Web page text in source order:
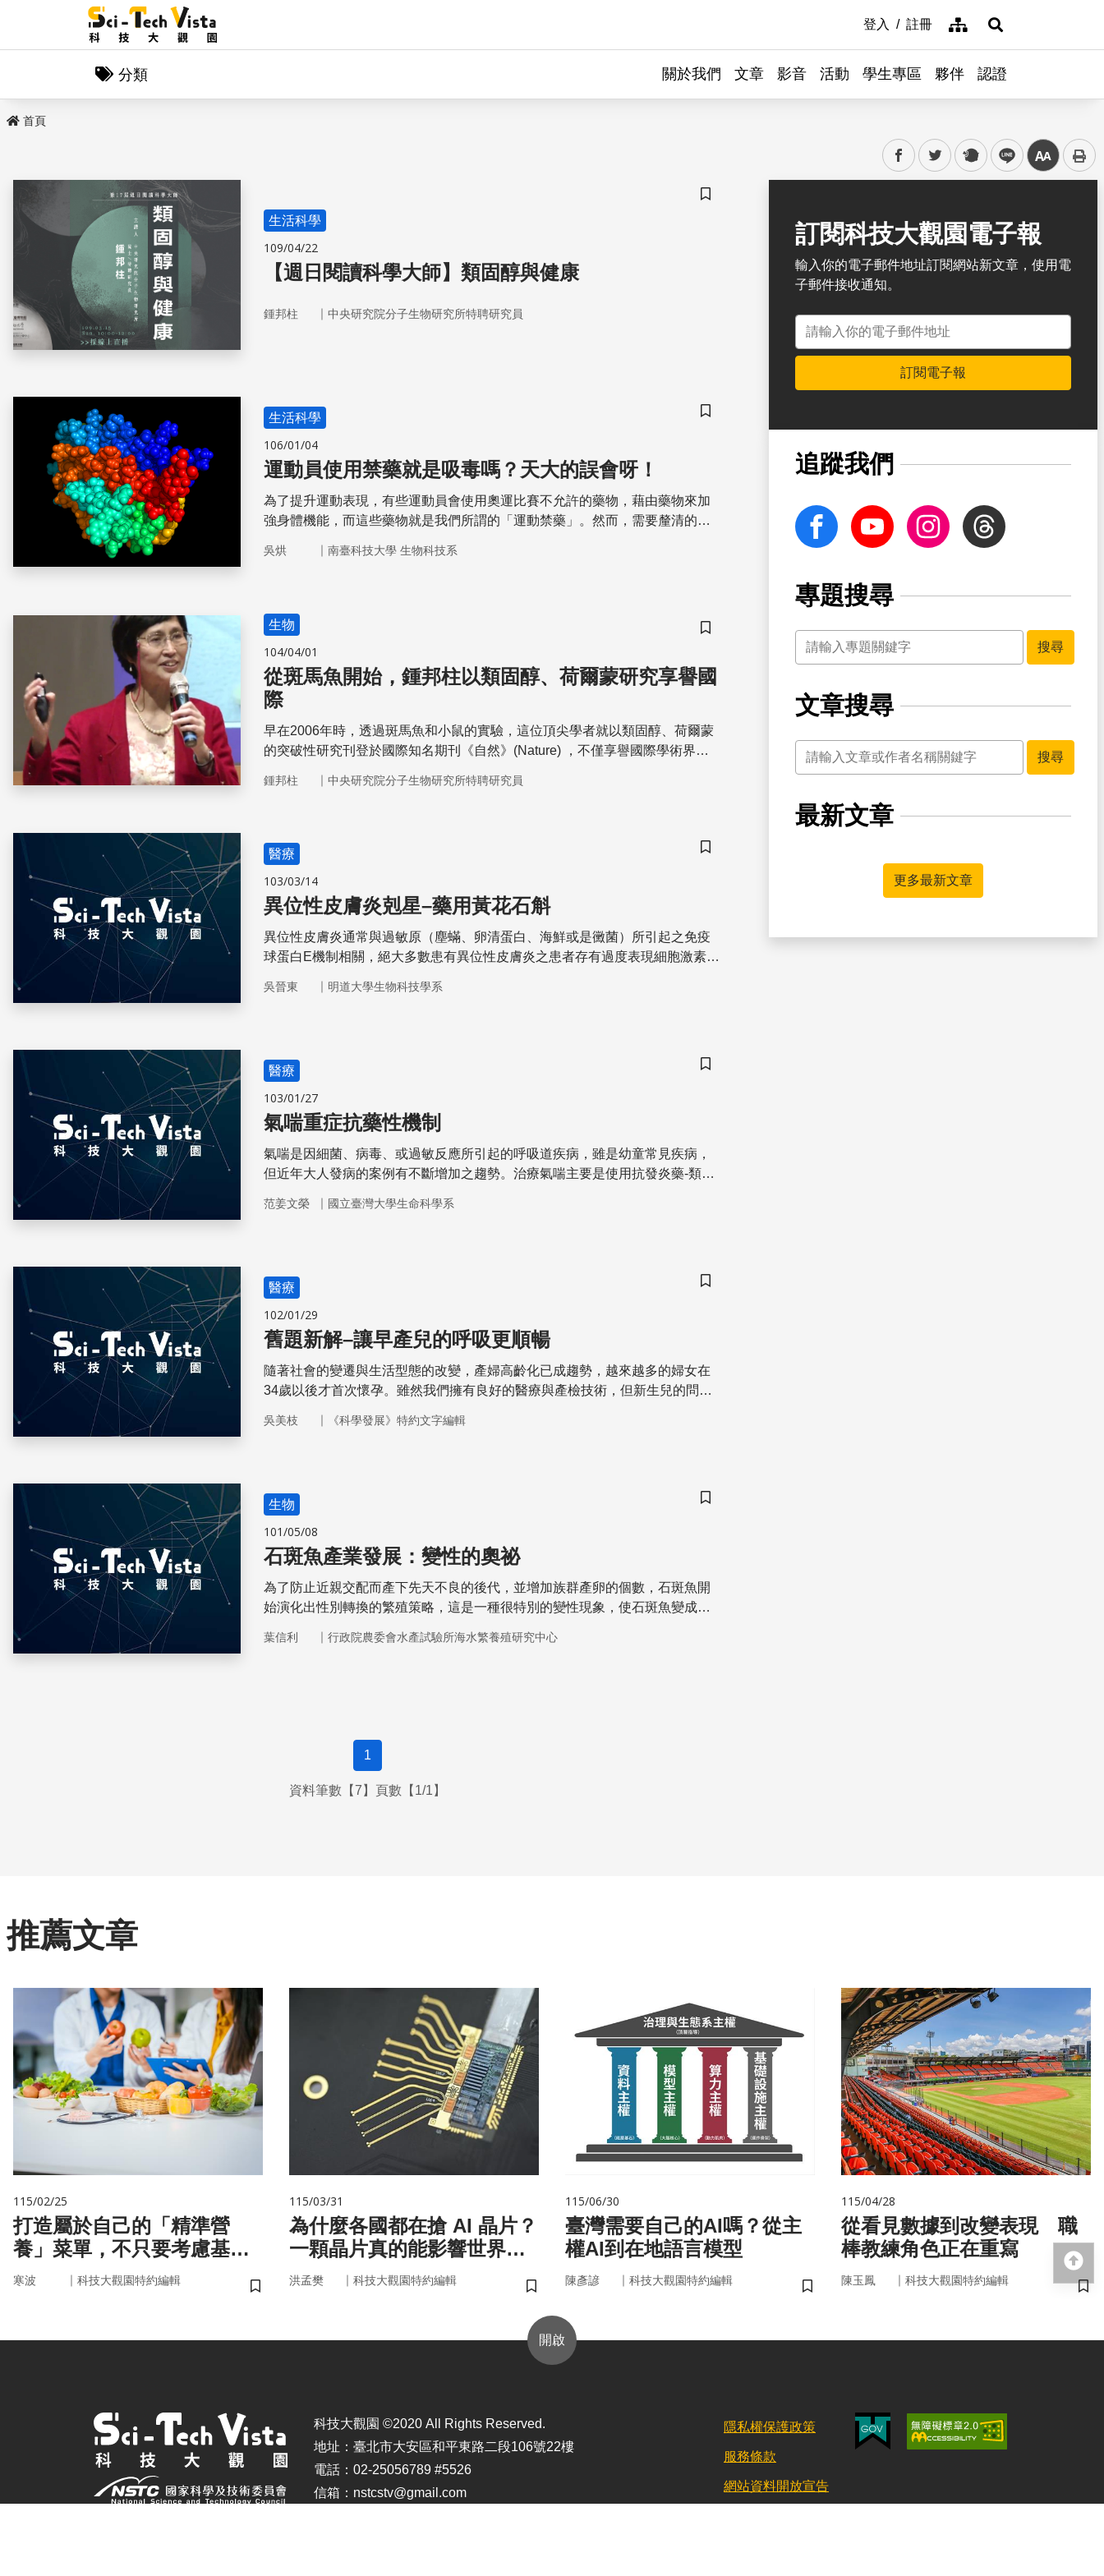
登入 註冊 網站導覽展開搜尋
分類 關於我們 文章 影音 活動 學生專區 夥伴 認證
首頁
facebooktwitter plurk line 中
儲存書籤
生活科學
109/04/22
【週日閱讀科學大師】類固醇與健康
鍾邦柱 ｜ 中央研究院分子生物研究所特聘研究員
儲存書籤
生活科學
106/01/04
運動員使用禁藥就是吸毒嗎？天大的誤會呀！
為了提升運動表現，有些運動員會使用奧運比賽不允許的藥物，藉由藥物來加
強身體機能，而這些藥物就是我們所謂的「運動禁藥」。然而，需要釐清的的
物，而運動禁藥卻是醫生時常使用的處方藥。
吳烘 ｜ 南臺科技大學 生物科技系
儲存書籤
生物
104/04/01
從斑馬魚開始，鍾邦柱以類固醇、荷爾蒙研究享譽國
際
早在2006年時，透過斑馬魚和小鼠的實驗，這位頂尖學者就以類固醇、荷爾蒙
的突破性研究刊登於國際知名期刊《自然》(Nature) ，不僅享譽國際學術界，
首任女性生物處處長、世界科學院2020新任院士——鍾邦柱。
鍾邦柱 ｜ 中央研究院分子生物研究所特聘研究員
儲存書籤
醫療
103/03/14
異位性皮膚炎剋星–藥用黃花石斛
異位性皮膚炎通常與過敏原（塵蟎、卵清蛋白、海鮮或是黴菌）所引起之免疫
球蛋白E機制相關，絕大多數患有異位性皮膚炎之患者存有過度表現細胞激素
吳晉東 ｜ 明道大學生物科技學系
儲存書籤
醫療
103/01/27
氣喘重症抗藥性機制
氣喘是因細菌、病毒、或過敏反應所引起的呼吸道疾病，雖是幼童常見疾病，
但近年大人發病的案例有不斷增加之趨勢。治療氣喘主要是使用抗發炎藥-類固
狀。但其中5~10%氣喘重症患者，即使使用高劑量類固醇，其反應還是很差，
范姜文榮 ｜ 國立臺灣大學生命科學系
儲存書籤
醫療
102/01/29
舊題新解–讓早產兒的呼吸更順暢
隨著社會的變遷與生活型態的改變，產婦高齡化已成趨勢，越來越多的婦女在
34歲以後才首次懷孕。雖然我們擁有良好的醫療與產檢技術，但新生兒的問題
吳美枝 ｜ 《科學發展》特約文字編輯
儲存書籤
生物
101/05/08
石斑魚產業發展：變性的奧祕
為了防止近親交配而產下先天不良的後代，並增加族群產卵的個數，石斑魚開
始演化出性別轉換的繁殖策略，這是一種很特別的變性現象，使石斑魚變成一
葉信利 ｜ 行政院農委會水產試驗所海水繁養殖研究中心
1
資料筆數【7】頁數【1/1】
訂閱科技大觀園電子報
輸入你的電子郵件地址訂閱網站新文章，使用電
子郵件接收通知。
電子郵件地址
訂閱電子報
追蹤我們
facebook Youtube InstagramThreads
專題搜尋
關鍵字
搜尋
文章搜尋
關鍵字
搜尋
最新文章
更多最新文章
推薦文章
115/02/25
打造屬於自己的「精準營
養」菜單，不只要考慮基
因，關鍵更在腸道微生物
寒波 ｜ 科技大觀園特約編輯
儲存書籤
115/03/31
為什麼各國都在搶 AI 晶片？
一顆晶片真的能影響世界
嗎？
洪孟樊 ｜ 科技大觀園特約編輯
儲存書籤
115/06/30
臺灣需要自己的AI嗎？從主
權AI到在地語言模型
陳彥諺 ｜ 科技大觀園特約編輯
儲存書籤
115/04/28
從看見數據到改變表現 職
棒教練角色正在重寫
陳玉鳳 ｜ 科技大觀園特約編輯
儲
開啟
科技大觀園 ©2020 All Rights Reserved.
地址：臺北市大安區和平東路二段106號22樓
電話：02-25056789 #5526
信箱：nstcstv@gmail.com
隱私權保護政策
服務條款
網站資料開放宣告
回